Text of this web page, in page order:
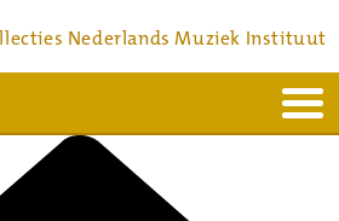
Nederlands Muziek Instituut